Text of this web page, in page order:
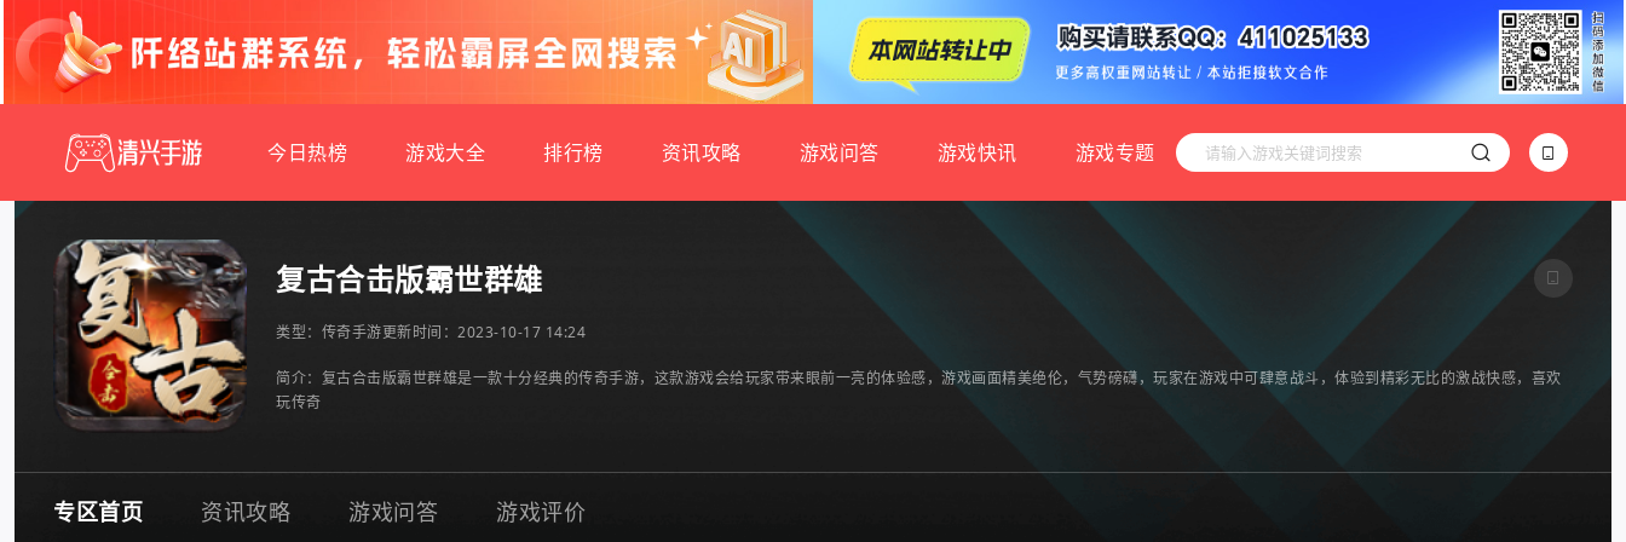
今日热榜 游戏大全 排行榜 资讯攻略 游戏问答 游戏快讯 游戏专题
复古合击版霸世群雄
类型： 传奇手游更新时间：2023-10-17 14:24
简介：复古合击版霸世群雄是一款十分经典的传奇手游，这款游戏会给玩家带来眼前一亮的体验感，游戏画面精美绝伦，气势磅礴，玩家在游戏中可肆意战斗，体验到精彩无比的激战快感，喜欢
玩传奇
专区首页 资讯攻略 游戏问答 游戏评价